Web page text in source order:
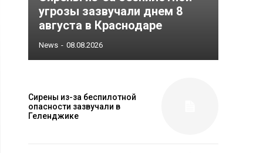
угрозы зазвучали днем 8
августа в Краснодаре
News - 08.08.2026
Сирены из-за беспилотной
опасности зазвучали в
Геленджике